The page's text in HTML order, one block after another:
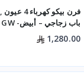
باب زجاجي – أبيض- FBS 66000 GW
1,280.00